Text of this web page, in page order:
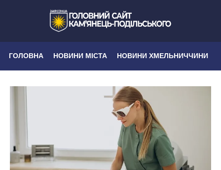
ГОЛОВНА НОВИНИ МІСТА НОВИНИ ХМЕЛЬНИЧЧИНИ